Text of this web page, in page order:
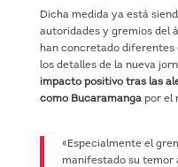
Dicha medida ya está
autoridades y gremios del
han concretado diferentes
los detalles de la nueva
impacto positivo tras las
como Bucaramangapor el
«Especialmente el
manifestado su temor